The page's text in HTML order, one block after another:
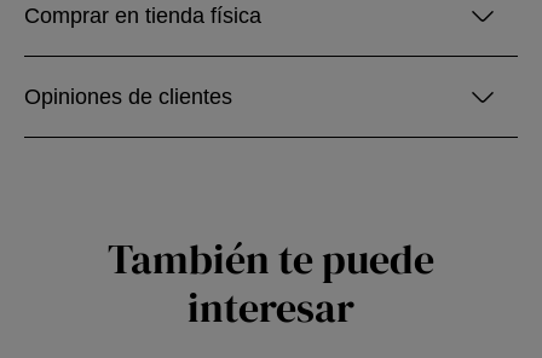
Comprar en tienda física
Opiniones de clientes
También te puede
interesar